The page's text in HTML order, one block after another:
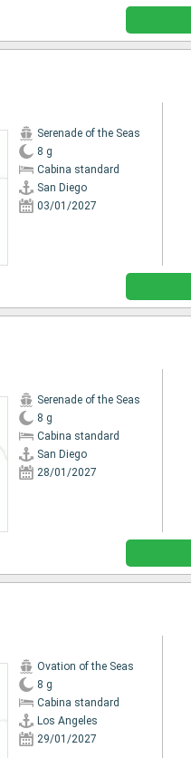
Serenade of the Seas
8 g
Cabina standard
San Diego
03/01/2027
Serenade of the Seas
8 g
Cabina standard
San Diego
28/01/2027
Ovation of the Seas
8 g
Cabina standard
Los Angeles
29/01/2027